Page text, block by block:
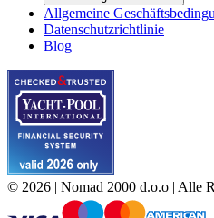
Allgemeine
Datenschutzrichtlinie
Blog
© 2026 | Nomad 2000 d.o.o | Alle